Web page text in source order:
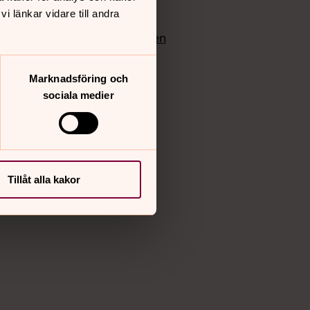
länkar vidare till andra
Marknadsföring och
sociala medier
Tillåt alla kakor
Instagram
Bloggportalen